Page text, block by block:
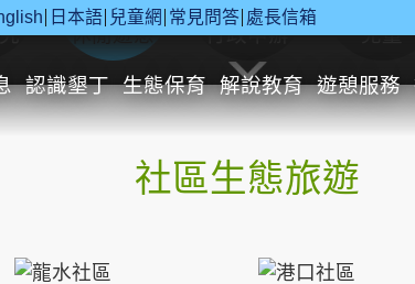
日本語 兒童網 常見問答 處長信箱
認識墾丁 生態保育 解說教育 遊憩服務
休閒遊憩 行政申辦 兒童
社區生態旅遊